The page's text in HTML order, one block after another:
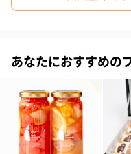
ンジした商品です。
また、アレンジにもこだわ
フルーツブーケ 冬
あなたにおすすめの